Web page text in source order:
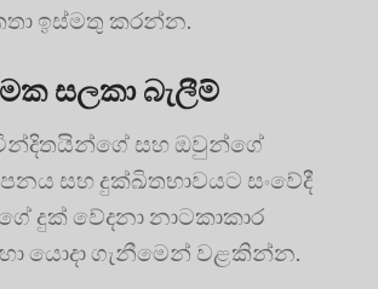
ඉස්මතු කරන්න.
සලකා බැලීම්
වින්දිතයින්ගේ සහ ඔවුන්ගේ
සහ දුක්ඛිතභාවයට සංවේදී
දුක් වේදනා නාටකාකාර
යොදා ගැනීමෙන් වළකින්න.